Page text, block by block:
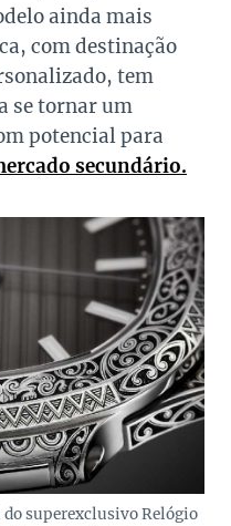
ainda mais
com destinação
tem
se tornar um
potencial para
secundário.
superexclusivo Relógio